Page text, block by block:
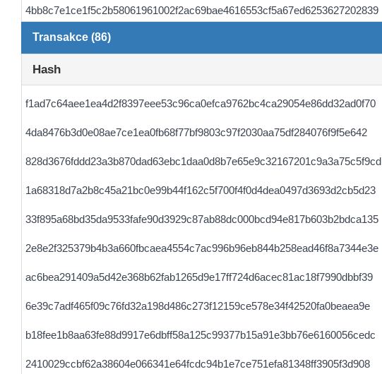
4bb8c7e1ce1f5c2b58061961002f2ac69bae4616553cf5a67ed6253627202839
Transakce (86)
Hash
f1ad7c64aee1ea4d2f8397eee53c96ca0efca9762bc4ca29054e86dd32ad0f70
4da8476b3d0e08ae7ce1ea0fb68f77bf9803c97f2030aa75df284076f9f5e642
828d3676fddd23a3b870dad63ebc1daa0d8b7e65e9c32167201c9a3a75c5f9cd
1a68318d7a2b8c45a21bc0e99b44f162c5f700f4f0d4dea0497d3693d2cb5d23
33f895a68bd35da9533fafe90d3929c87ab88dc000bcd94e817b603b2bdca135
2e8e2f325379b4b3a660fbcaea4554c7ac996b96eb844b258ead46f8a7344e3e
ac6bea291409a5d42e368b62fab1265d9e17ff724d6acec81ac18f7990dbbf39
6e39c7adf465f09c76fd32a198d486c273f12159ce578e34f42520fa0beaea9e
b18fee1b8aa63fe88d9917e6dbff58a125c99377b15a91e3bb76e6160056cedc
2410029ccbf62a38604e066341e64fcdc94b1e7ce751efa81348ff3905f3d908